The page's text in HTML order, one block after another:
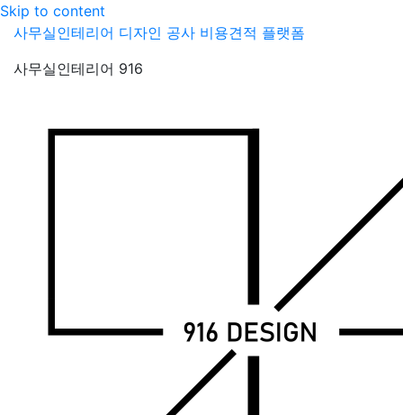
Skip to content
사무실인테리어 디자인 공사 비용견적 플랫폼
사무실인테리어 916